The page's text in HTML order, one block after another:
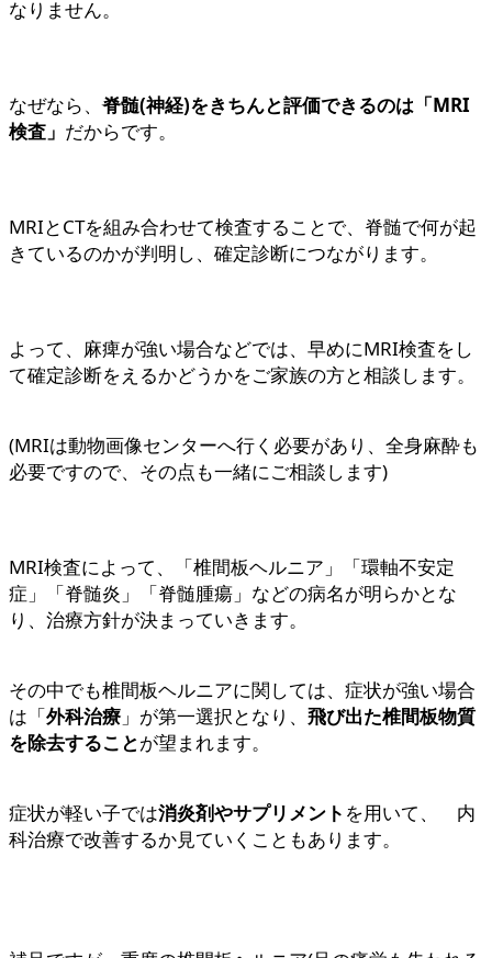
なりません。
なぜなら、脊髄(神経)をきちんと評価できるのは「MRI
検査」 だからです。
MRIとCTを組み合わせて検査することで、脊髄で何が起
きているのかが判明し、確定診断につながります。
よって、麻痺が強い場合などでは、早めにMRI検査をし
て確定診断をえるかどうかをご家族の方と相談します。
(MRIは動物画像センターへ行く必要があり、全身麻酔も
必要ですので、その点も一緒にご相談します)
MRI検査によって、「椎間板ヘルニア」「環軸不安定
症」「脊髄炎」「脊髄腫瘍」などの病名が明らかとな
り、治療方針が決まっていきます。
その中でも椎間板ヘルニアに関しては、症状が強い場合
は「外科治療 」が第一選択となり、 飛び出た椎間板物質
を除去することが望まれます。
症状が軽い子では消炎剤やサプリメント を用いて、 内
科治療で改善するか見ていくこともあります。